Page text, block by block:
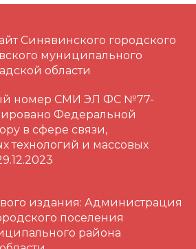
Синявинского городского
муниципального
области
номер СМИ ЭЛ ФС №77-
Федеральной
в сфере связи,
технологий и массовых
издания: Администрация
поселения
района